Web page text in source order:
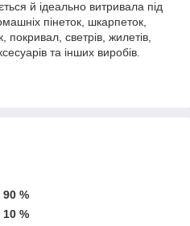
й ідеально витривала під
пінеток, шкарпеток,
светрів, жилетів,
та інших виробів.
90 %
10 %